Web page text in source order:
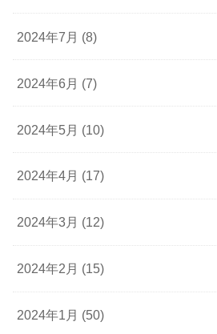
2024年7月 (8)
2024年6月 (7)
2024年5月 (10)
2024年4月 (17)
2024年3月 (12)
2024年2月 (15)
2024年1月 (50)